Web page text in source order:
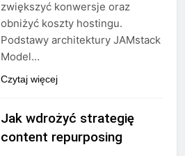
zwiększyć konwersje oraz
obniżyć koszty hostingu.
Podstawy architektury JAMstack
Model…
Czytaj więcej
Jak wdrożyć strategię
content repurposing